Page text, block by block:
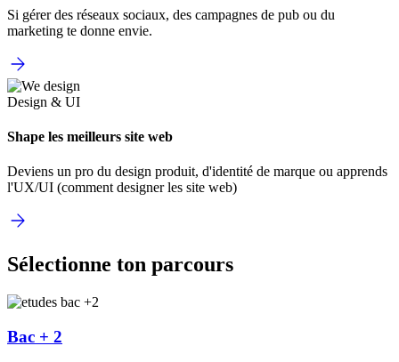
Si gérer des réseaux sociaux, des campagnes de pub ou du
marketing te donne envie.
Design & UI
Shape les meilleurs site web
Deviens un pro du design produit, d'identité de marque ou apprends
l'UX/UI (comment designer les site web)
Sélectionne ton parcours
Bac + 2